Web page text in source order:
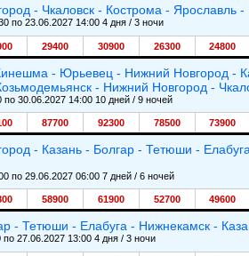
- Чкаловск - Кострома -
по 23.06.2027 14:00 4 дня / 3 ночи
29400 30900 26300 24800
- Юрьевец - Нижний Новгород -
- Нижний Новгород -
по 30.06.2027 14:00 10 дней / 9 ночей
87700 92300 78500 73900
- Казань - Болгар - Тетюши -
по 29.06.2027 06:00 7 дней / 6 ночей
58900 61900 52700 49600
- Тетюши - Елабуга - Нижнекамск -
27.06.2027 13:00 4 дня / 3 ночи